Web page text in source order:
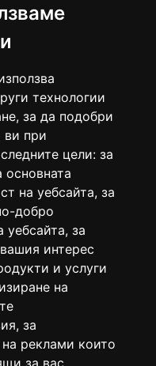
технологии
за да подобри
ви при
цели: за
основната
на уебсайта, за
добро
уебсайта, за
интерес
и услуги
на
, за
реклами които
за вас